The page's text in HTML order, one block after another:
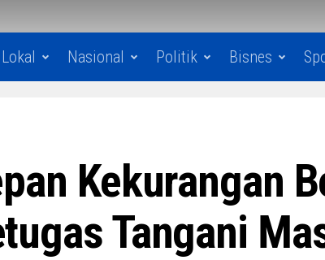
Lokal Nasional Politik Bisnes
Kekurangan
Tangani